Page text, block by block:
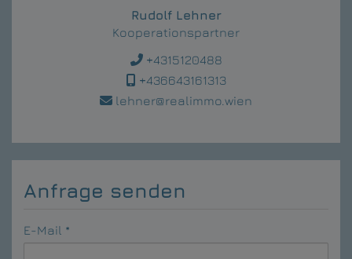
Rudolf Lehner
Kooperationspartner
+4315120488
+436643161313
lehner@realimmo.wien
Anfrage senden
E-Mail